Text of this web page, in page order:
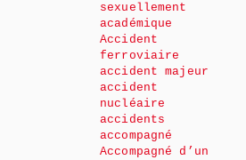
sexuellement
académique
Accident
ferroviaire
accident majeur
accident
nucléaire
accidents
accompagné
Accompagné d’un